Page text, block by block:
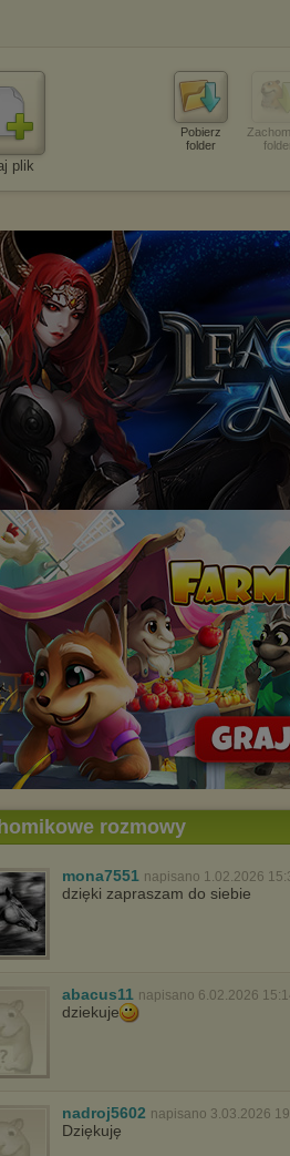
plik
Pobierz
folder
rozmowy
mona7551 napisano 1.02.2026
dzięki zapraszam do siebie
abacus11 napisano 6.02.2026
dziekuje
nadroj5602 napisano 3.03.2026
Dziękuję